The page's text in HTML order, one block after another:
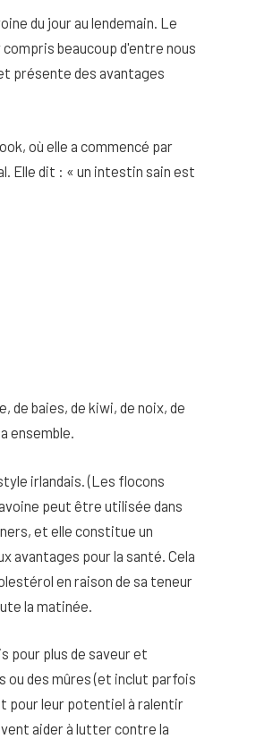
du jour au lendemain. Le
beaucoup d'entre nous
présente des avantages
où elle a commencé par
Elle dit : « un intestin sain est
de baies, de kiwi, de noix, de
ensemble.
irlandais. (Les flocons
peut être utilisée dans
et elle constitue un
avantages pour la santé. Cela
en raison de sa teneur
la matinée.
pour plus de saveur et
ou des mûres (et inclut parfois
pour leur potentiel à ralentir
aider à lutter contre la
ne pas l’irriter ?